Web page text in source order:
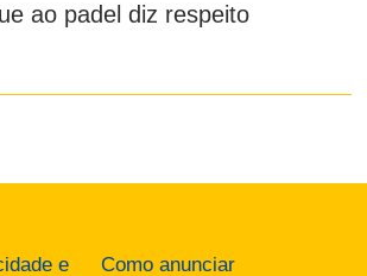
ao padel diz respeito
e
Como anunciar